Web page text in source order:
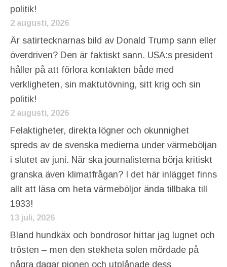
politik!
2 augusti, 2026
Är satirtecknarnas bild av Donald Trump sann eller
överdriven? Den är faktiskt sann. USA:s president
håller på att förlora kontakten både med
verkligheten, sin maktutövning, sitt krig och sin
politik!
2 augusti, 2026
Felaktigheter, direkta lögner och okunnighet
spreds av de svenska medierna under värmeböljan
i slutet av juni. När ska journalisterna börja kritiskt
granska även klimatfrågan? I det här inlägget finns
allt att läsa om heta värmeböljor ända tillbaka till
1933!
13 juli, 2026
Bland hundkäx och bondrosor hittar jag lugnet och
trösten – men den stekheta solen mördade på
några dagar pionen och utplånade dess